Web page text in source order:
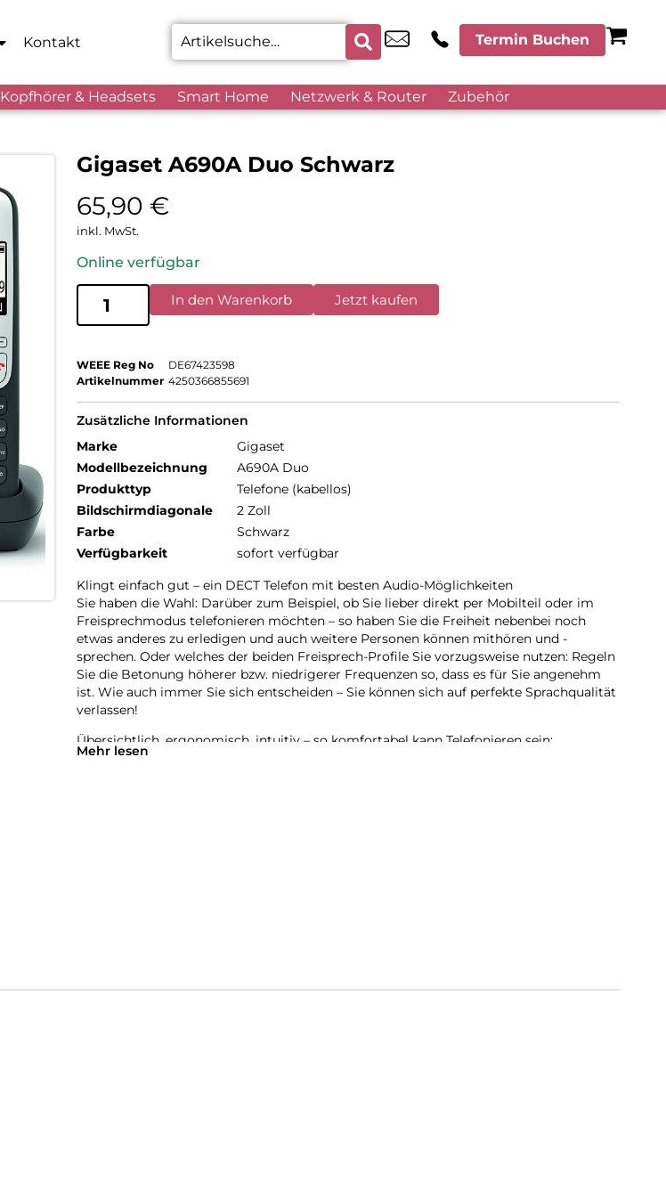
Kontakt Termin Buchen
Kopfhörer & Headsets Smart Home Netzwerk & Router Zubehör
Gigaset A690A Duo Schwarz
65,90 €
inkl. MwSt.
Online verfügbar
In den Warenkorb Jetzt kaufen
WEEE Reg No
DE67423598
Artikelnummer 4250366855691
Zusätzliche Informationen
Marke
Gigaset
Modellbezeichnung
A690A Duo
Produkttyp
Telefone (kabellos)
Bildschirmdiagonale
2 Zoll
Farbe
Schwarz
Verfügbarkeit
sofort verfügbar
Klingt einfach gut – ein DECT Telefon mit besten Audio-Möglichkeiten
Sie haben die Wahl: Darüber zum Beispiel, ob Sie lieber direkt per Mobilteil oder im
Freisprechmodus telefonieren möchten – so haben Sie die Freiheit nebenbei noch
etwas anderes zu erledigen und auch weitere Personen können mithören und -
sprechen. Oder welches der beiden Freisprech-Profile Sie vorzugsweise nutzen: Regeln
Sie die Betonung höherer bzw. niedrigerer Frequenzen so, dass es für Sie angenehm
ist. Wie auch immer Sie sich entscheiden – Sie können sich auf perfekte Sprachqualität
verlassen!
Übersichtlich, ergonomisch, intuitiv – so komfortabel kann Telefonieren sein:
Mehr lesen